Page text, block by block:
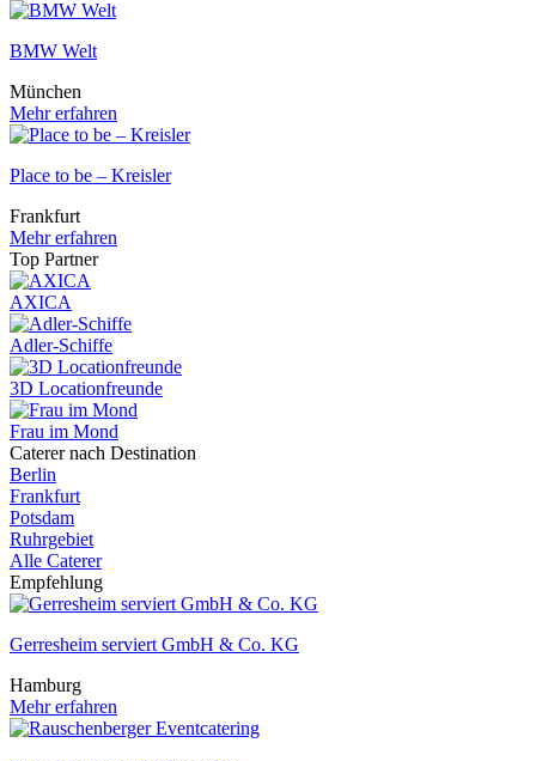
BMW Welt
München
Mehr erfahren
Place to be – Kreisler
Frankfurt
Mehr erfahren
Top Partner
AXICA
Adler-Schiffe
3D Locationfreunde
Frau im Mond
Caterer nach Destination
Berlin
Frankfurt
Potsdam
Ruhrgebiet
Alle Caterer
Empfehlung
Gerresheim serviert GmbH & Co. KG
Hamburg
Mehr erfahren